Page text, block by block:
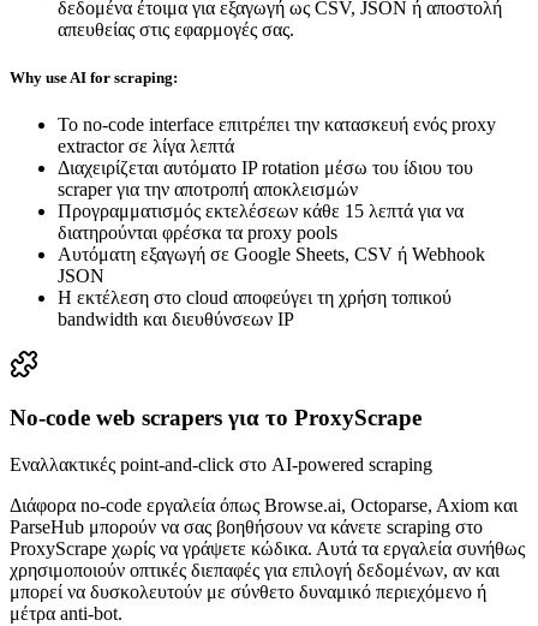
δεδομένα έτοιμα για εξαγωγή ως CSV, JSON ή αποστολή
απευθείας στις εφαρμογές σας.
Why use AI for scraping:
Το no-code interface επιτρέπει την κατασκευή ενός proxy
extractor σε λίγα λεπτά
Διαχειρίζεται αυτόματο IP rotation μέσω του ίδιου του
scraper για την αποτροπή αποκλεισμών
Προγραμματισμός εκτελέσεων κάθε 15 λεπτά για να
διατηρούνται φρέσκα τα proxy pools
Αυτόματη εξαγωγή σε Google Sheets, CSV ή Webhook
JSON
Η εκτέλεση στο cloud αποφεύγει τη χρήση τοπικού
bandwidth και διευθύνσεων IP
No-code web scrapers για το ProxyScrape
Εναλλακτικές point-and-click στο AI-powered scraping
Διάφορα no-code εργαλεία όπως Browse.ai, Octoparse, Axiom και
ParseHub μπορούν να σας βοηθήσουν να κάνετε scraping στο
ProxyScrape χωρίς να γράψετε κώδικα. Αυτά τα εργαλεία συνήθως
χρησιμοποιούν οπτικές διεπαφές για επιλογή δεδομένων, αν και
μπορεί να δυσκολευτούν με σύνθετο δυναμικό περιεχόμενο ή
μέτρα anti-bot.